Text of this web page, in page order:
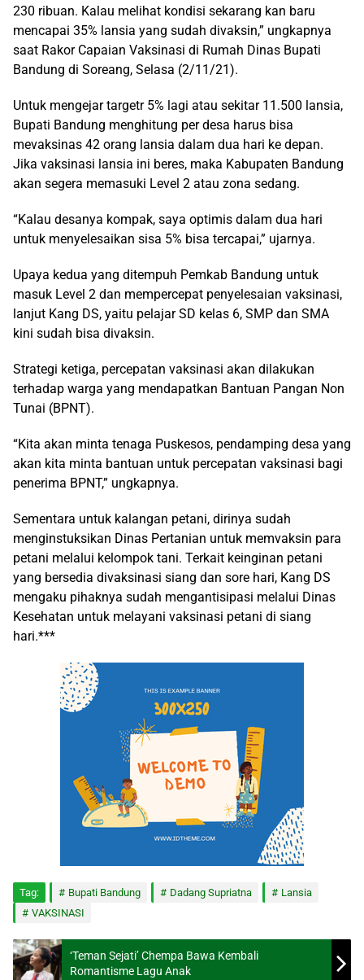
230 ribuan. Kalau melihat kondisi sekarang kan baru
mencapai 35% lansia yang sudah divaksin,” ungkapnya
saat Rakor Capaian Vaksinasi di Rumah Dinas Bupati
Bandung di Soreang, Selasa (2/11/21).
Untuk mengejar targetr 5% lagi atau sekitar 11.500 lansia,
Bupati Bandung menghitung per desa harus bisa
mevaksinas 42 orang lansia dalam dua hari ke depan.
Jika vaksinasi lansia ini beres, maka Kabupaten Bandung
akan segera memasuki Level 2 atau zona sedang.
“Kalau desanya kompak, saya optimis dalam dua hari
untuk menyelesaikan sisa 5% bisa tercapai,” ujarnya.
Upaya kedua yang ditempuh Pemkab Bandung untuk
masuk Level 2 dan mempercepat penyelesaian vaksinasi,
lanjut Kang DS, yaitu pelajar SD kelas 6, SMP dan SMA
kini sudah bisa divaksin.
Strategi ketiga, percepatan vaksinasi akan dilakukan
terhadap warga yang mendapatkan Bantuan Pangan Non
Tunai (BPNT).
“Kita akan minta tenaga Puskesos, pendamping desa yang
akan kita minta bantuan untuk percepatan vaksinasi bagi
penerima BPNT,” ungkapnya.
Sementara untuk kalangan petani, dirinya sudah
menginstuksikan Dinas Pertanian untuk memvaksin para
petani melalui kelompok tani. Terkait keinginan petani
yang bersedia divaksinasi siang dan sore hari, Kang DS
mengaku pihaknya sudah mengantisipasi melalui Dinas
Kesehatan untuk melayani vaksinasi petani di siang
hari.***
Tag: Bupati Bandung Dadang Supriatna
Lansia
VAKSINASI
‘Teman Sejati’ Chempa Bawa Kembali
Romantisme Lagu Anak